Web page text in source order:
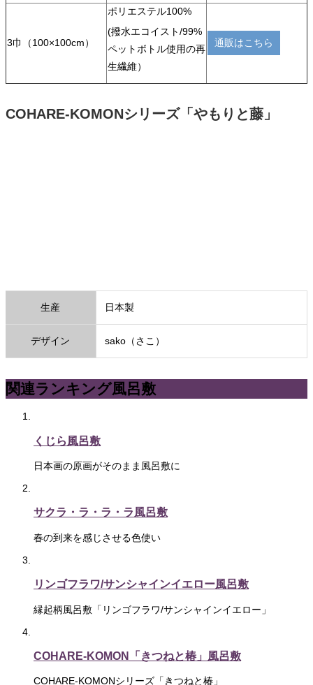
3巾（100×100cm）
ポリエステル100%
(撥水エコイスト/99%
ペットボトル使用の再
生繊維）
通販はこちら
COHARE-KOMONシリーズ「やもりと藤」
生産 日本製
デザイン sako（さこ）
関連ランキング風呂敷
くじら風呂敷
日本画の原画がそのまま風呂敷に
サクラ・ラ・ラ・ラ風呂敷
春の到来を感じさせる色使い
リンゴフラワ/サンシャインイエロー風呂敷
縁起柄風呂敷「リンゴフラワ/サンシャインイエロー」
COHARE-KOMON「きつねと椿」風呂敷
COHARE-KOMONシリーズ「きつねと椿」